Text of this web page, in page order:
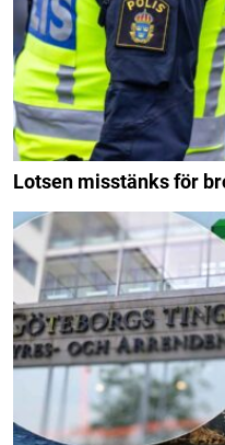
Lotsen misstänks för